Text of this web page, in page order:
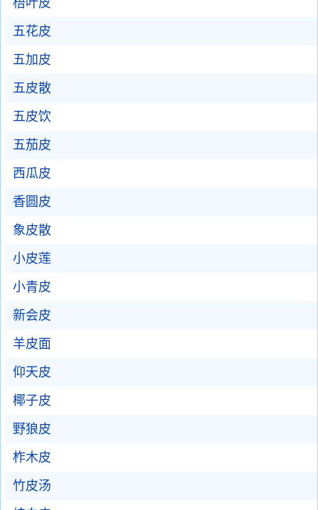
梧叶皮
五花皮
五加皮
五皮散
五皮饮
五茄皮
西瓜皮
香圆皮
象皮散
小皮莲
小青皮
新会皮
羊皮面
仰天皮
椰子皮
野狼皮
柞木皮
竹皮汤